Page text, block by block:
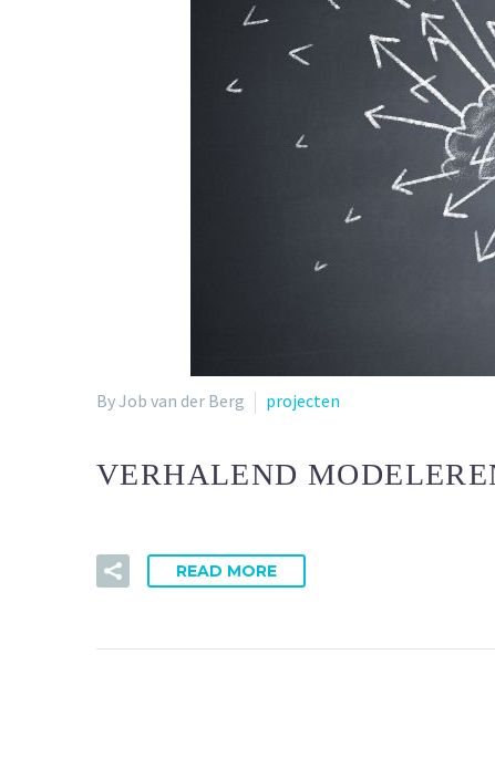
By Job van der Berg projecten
VERHALEND
READ MORE